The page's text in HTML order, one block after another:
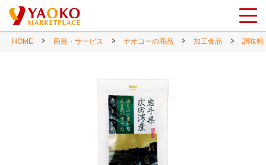
HOME 商品・サービス ヤオコーの商品 加工食品 調味料